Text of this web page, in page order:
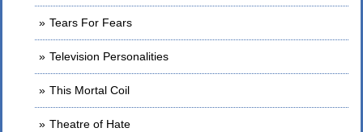
Tears For Fears
Television Personalities
This Mortal Coil
Theatre of Hate